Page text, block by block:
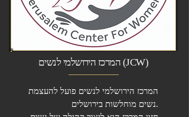
המרכז הירושלמי לנשים (JCW)
המרכז הירושלמי לנשים פועל להעצמת
נשים מוחלשות בירושלים.